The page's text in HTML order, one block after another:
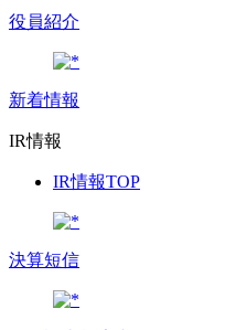
役員紹介
新着情報
IR情報
IR情報TOP
決算短信